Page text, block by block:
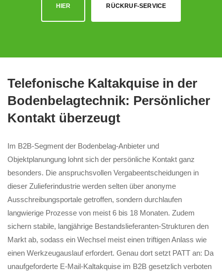
HIER RÜCKRUF-SERVICE
Telefonische Kaltakquise in der
Bodenbelagtechnik: Persönlicher
Kontakt überzeugt
Im B2B-Segment der Bodenbelag-Anbieter und
Objektplanungung lohnt sich der persönliche Kontakt ganz
besonders. Die anspruchsvollen Vergabeentscheidungen in
dieser Zulieferindustrie werden selten über anonyme
Ausschreibungsportale getroffen, sondern durchlaufen
langwierige Prozesse von meist 6 bis 18 Monaten. Zudem
sichern stabile, langjährige Bestandslieferanten-Strukturen den
Markt ab, sodass ein Wechsel meist einen triftigen Anlass wie
einen Werkzeugauslauf erfordert. Genau dort setzt PATT an: Da
unaufgeforderte E-Mail-Kaltakquise im B2B gesetzlich verboten